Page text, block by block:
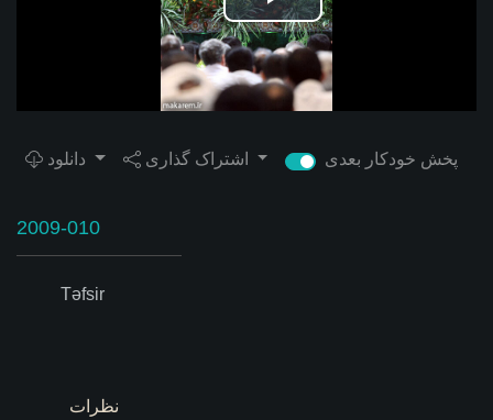
Play
Video
پخش خودکار بعدی
2009-010
Təfsir
نظرات